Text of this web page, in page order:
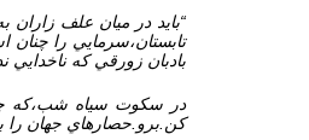
“بايد در ميان علف
تابستان،سرمايي را
بادبان زورقي كه ناخدايي
در سكوت سياه شب،كه
كن.برو.حصارهاي جهان را